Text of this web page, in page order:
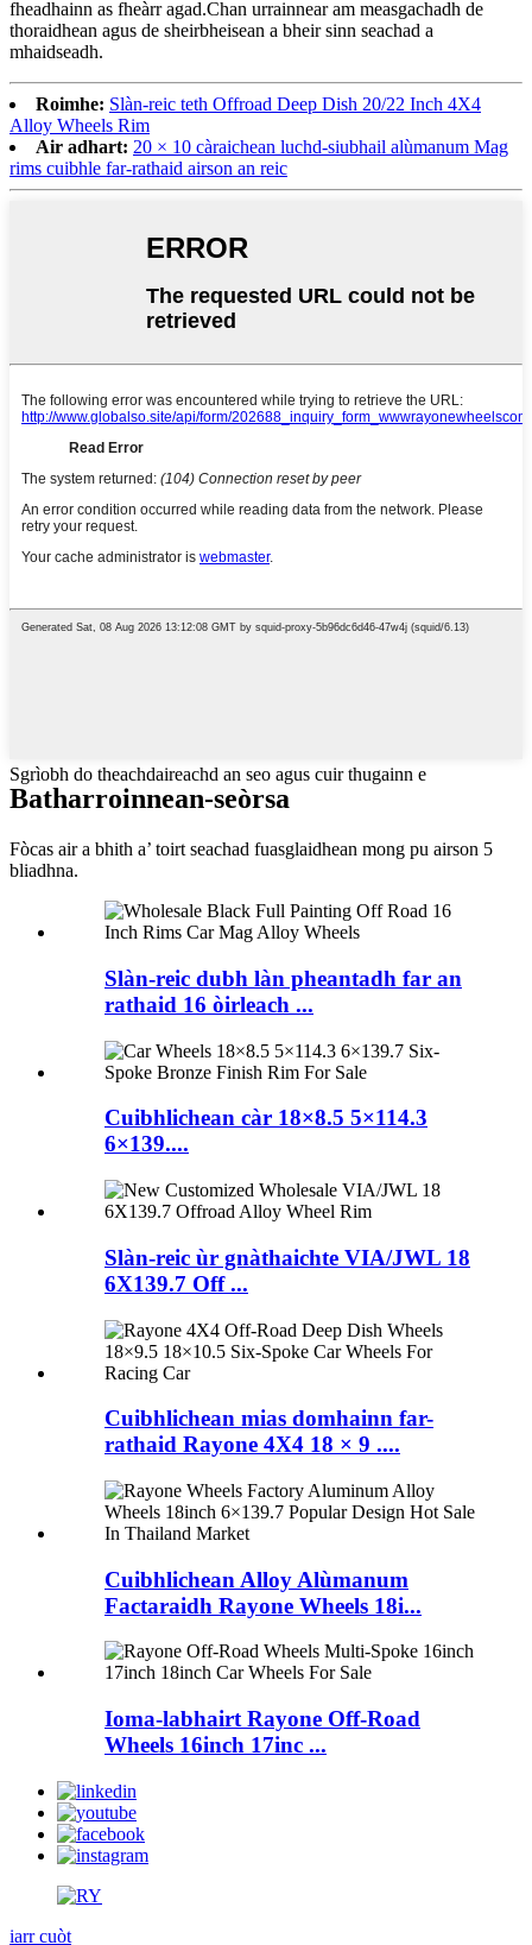
fheadhainn as fheàrr agad.Chan urrainnear am measgachadh de
thoraidhean agus de sheirbheisean a bheir sinn seachad a
mhaidseadh.
Roimhe: Slàn-reic teth Offroad Deep Dish 20/22 Inch 4X4
Alloy Wheels Rim
Air adhart: 20 × 10 càraichean luchd-siubhail alùmanum Mag
rims cuibhle far-rathaid airson an reic
Sgrìobh do theachdaireachd an seo agus cuir thugainn e
Batharroinnean-seòrsa
Fòcas air a bhith a’ toirt seachad fuasglaidhean mong pu airson 5
bliadhna.
Slàn-reic dubh làn pheantadh far an
rathaid 16 òirleach ...
Cuibhlichean càr 18×8.5 5×114.3
6×139....
Slàn-reic ùr gnàthaichte VIA/JWL 18
6X139.7 Off ...
Cuibhlichean mias domhainn far-
rathaid Rayone 4X4 18 × 9 ....
Cuibhlichean Alloy Alùmanum
Factaraidh Rayone Wheels 18i...
Ioma-labhairt Rayone Off-Road
Wheels 16inch 17inc ...
iarr cuòt